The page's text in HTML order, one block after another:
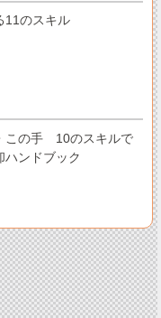
11のスキル
この手 10のスキルで
ハンドブック